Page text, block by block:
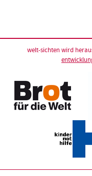
welt-sichten wird